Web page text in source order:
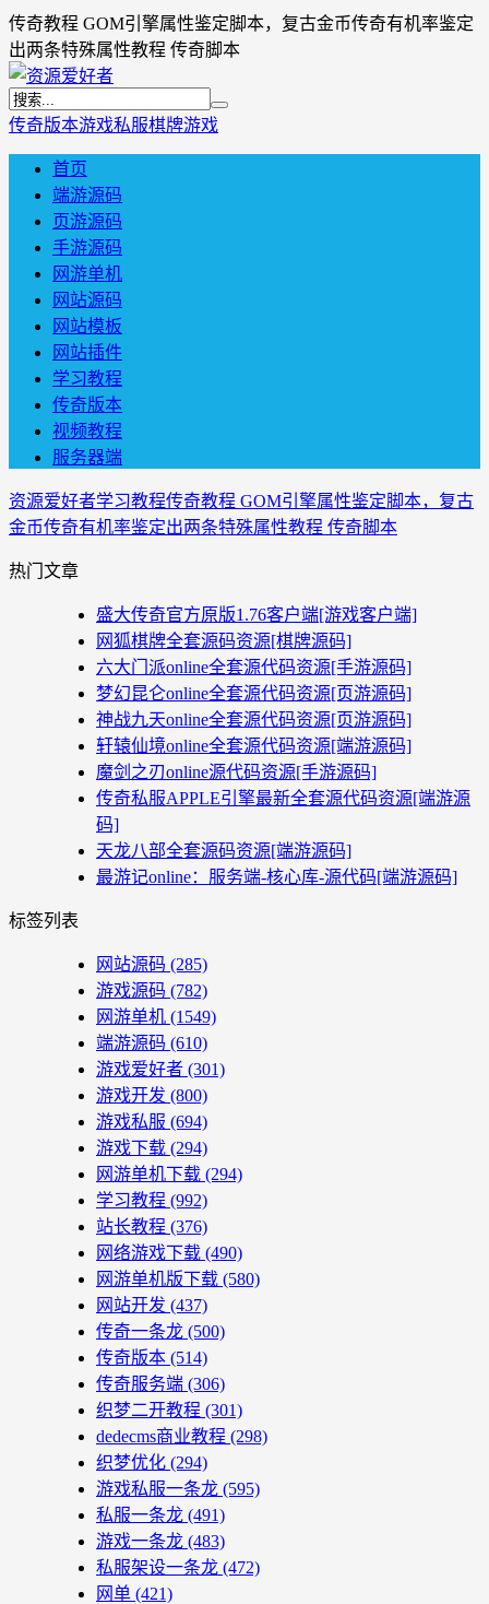
传奇教程 GOM引擎属性鉴定脚本，复古金币传奇有机率鉴定
出两条特殊属性教程 传奇脚本
传奇版本游戏私服棋牌游戏
首页
端游源码
页游源码
手游源码
网游单机
网站源码
网站模板
网站插件
学习教程
传奇版本
视频教程
服务器端
资源爱好者学习教程传奇教程 GOM引擎属性鉴定脚本，复古
金币传奇有机率鉴定出两条特殊属性教程 传奇脚本
热门文章
盛大传奇官方原版1.76客户端[游戏客户端]
网狐棋牌全套源码资源[棋牌源码]
六大门派online全套源代码资源[手游源码]
梦幻昆仑online全套源代码资源[页游源码]
神战九天online全套源代码资源[页游源码]
轩辕仙境online全套源代码资源[端游源码]
魔剑之刃online源代码资源[手游源码]
传奇私服APPLE引擎最新全套源代码资源[端游源
码]
天龙八部全套源码资源[端游源码]
最游记online：服务端-核心库-源代码[端游源码]
标签列表
网站源码 (285)
游戏源码 (782)
网游单机 (1549)
端游源码 (610)
游戏爱好者 (301)
游戏开发 (800)
游戏私服 (694)
游戏下载 (294)
网游单机下载 (294)
学习教程 (992)
站长教程 (376)
网络游戏下载 (490)
网游单机版下载 (580)
网站开发 (437)
传奇一条龙 (500)
传奇版本 (514)
传奇服务端 (306)
织梦二开教程 (301)
dedecms商业教程 (298)
织梦优化 (294)
游戏私服一条龙 (595)
私服一条龙 (491)
游戏一条龙 (483)
私服架设一条龙 (472)
网单 (421)